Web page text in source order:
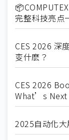
完整科技亮点
CES 2026 深
变什麽？
CES 2026
What’s Next
2025自动化